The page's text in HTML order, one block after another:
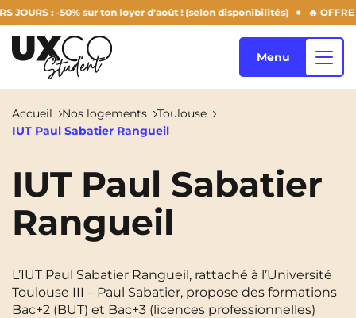
JOURS : -50% sur ton loyer d'août ! (selon disponibilités) 🔥 OFFRE
Annemasse
Aulnoy-Lez-Valenciennes
Bezons NEW! Blois
Bordeaux Boulogne-Billancourt
Qui sommes-nous ?
Blog
Menu
Accueil Nos logements
Toulouse
IUT Paul Sabatier Rangueil
IUT Paul Sabatier
Rangueil
L’IUT Paul Sabatier Rangueil, rattaché à l’Université
Toulouse III – Paul Sabatier, propose des formations
Bac+2 (BUT) et Bac+3 (licences professionnelles)